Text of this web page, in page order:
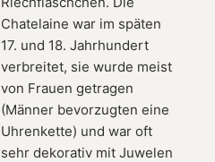
Chatelaine war im späten
17. und 18. Jahrhundert
verbreitet, sie wurde meist
von Frauen getragen
(Männer bevorzugten eine
Uhrenkette) und war oft
sehr dekorativ mit Juwelen